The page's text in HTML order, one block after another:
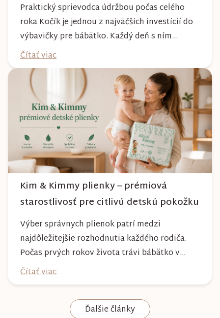
Praktický sprievodca údržbou počas celého
roka Kočík je jednou z najväčších investícií do
výbavičky pre bábätko. Každý deň s ním
absolvujete prechádzky po meste, v parkoch,
na lesných chodníkoch aj počas nepriaznivého
počasia. Pravidelnou starostlivosťou si však
môžete byť istí, že vám bude spoľahlivo slúžiť
dlhé roky a zachová si svoj krásny vzhľ...
Čítať viac
Kim & Kimmy plienky – prémiová
starostlivosť pre citlivú detskú pokožku
Výber správnych plienok patrí medzi
najdôležitejšie rozhodnutia každého rodiča.
Počas prvých rokov života trávi bábätko v
plienke väčšinu dňa, preto by mala poskytovať
nielen spoľahlivú ochranu, ale aj maximálny
komfort a šetrnosť k citlivej pokožke. Plienky
Kim & Kimmy boli vyvinuté s dôrazom na
Čítať viac
Ďalšie články